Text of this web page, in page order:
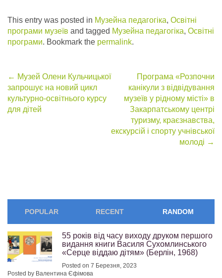
This entry was posted in Музейна педагогіка, Освітні
програми музеїв and tagged Музейна педагогіка, Освітні
програми. Bookmark the permalink.
Post
navigation
← Музей Олени Кульчицької
запрошує на новий цикл
культурно-освітнього курсу
для дітей
Програма «Розпочни
канікули з відвідування
музеїв у рідному місті» в
Закарпатському центрі
туризму, краєзнавства,
екскурсій і спорту учнівської
молоді →
POPULAR RECENT RANDOM
55 років від часу виходу друком першого
видання книги Василя Сухомлинського
«Серце віддаю дітям» (Берлін, 1968)
Posted on 7 Березня, 2023
Posted by Валентина Єфімова